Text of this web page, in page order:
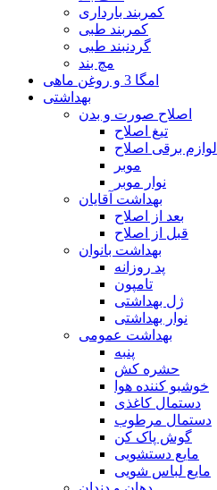
کمربند بارداری
کمربند طبی
گردنبند طبی
مچ بند
امگا 3 و روغن ماهی
بهداشتی
اصلاح صورت و بدن
تیغ اصلاح
لوازم برقی اصلاح
موبر
نوار موبر
بهداشت آقایان
بعد از اصلاح
قبل از اصلاح
بهداشت بانوان
پد روزانه
تامپون
ژل بهداشتی
نوار بهداشتی
بهداشت عمومی
پنبه
حشره کش
خوشبو کننده هوا
دستمال کاغذی
دستمال مرطوب
گوش پاک کن
مایع دستشویی
مایع لباس شویی